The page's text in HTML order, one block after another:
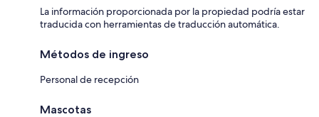
La información proporcionada por la propiedad podría estar
traducida con herramientas de traducción automática.
Métodos de ingreso
Personal de recepción
Mascotas